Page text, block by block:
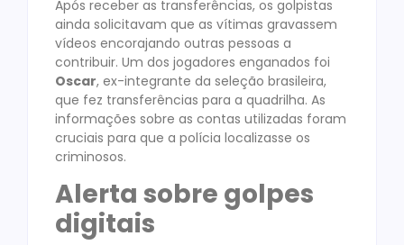
Após receber as transferências, os golpistas
ainda solicitavam que as vítimas gravassem
vídeos encorajando outras pessoas a
contribuir. Um dos jogadores enganados foi
Oscar, ex-integrante da seleção brasileira,
que fez transferências para a quadrilha. As
informações sobre as contas utilizadas foram
cruciais para que a polícia localizasse os
criminosos.
Alerta sobre golpes
digitais